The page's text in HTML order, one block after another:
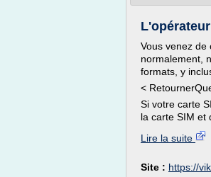
Vous venez de
normalement,
formats, y
<
Si votre carte
la carte SIM et
Lire la suite
Site : https://